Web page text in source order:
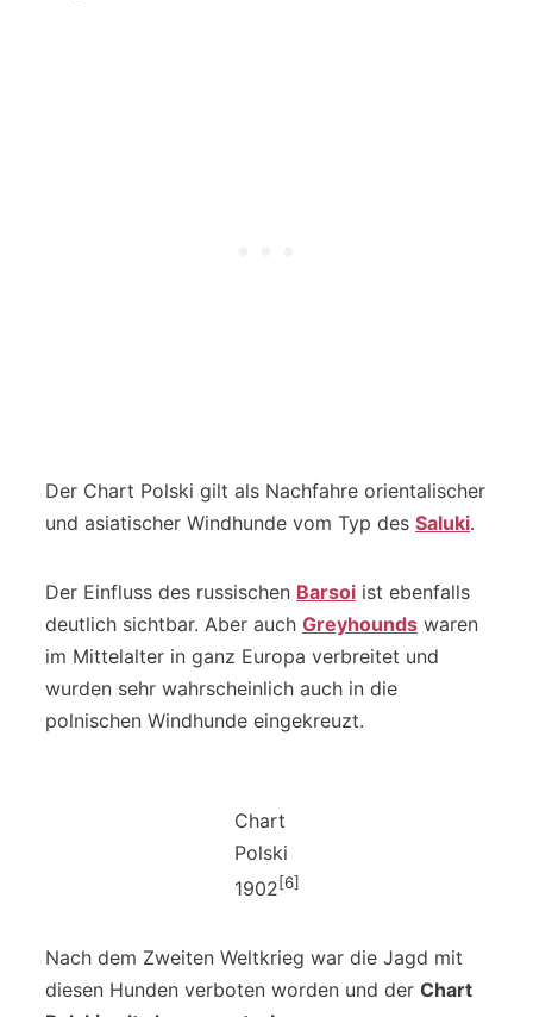
Der Chart Polski gilt als Nachfahre orientalischer
und asiatischer Windhunde vom Typ des Saluki.
Der Einfluss des russischen Barsoi ist ebenfalls
deutlich sichtbar. Aber auch Greyhounds waren
im Mittelalter in ganz Europa verbreitet und
wurden sehr wahrscheinlich auch in die
polnischen Windhunde eingekreuzt.
Chart
Polski
1902[6]
Nach dem Zweiten Weltkrieg war die Jagd mit
diesen Hunden verboten worden und der Chart